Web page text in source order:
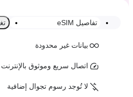
تفاصيل eSIM تغطية
بيانات غير محدودة
اتصال سريع وموثوق بالإنترنت
لا تُوجد رسوم تجوال إضافية